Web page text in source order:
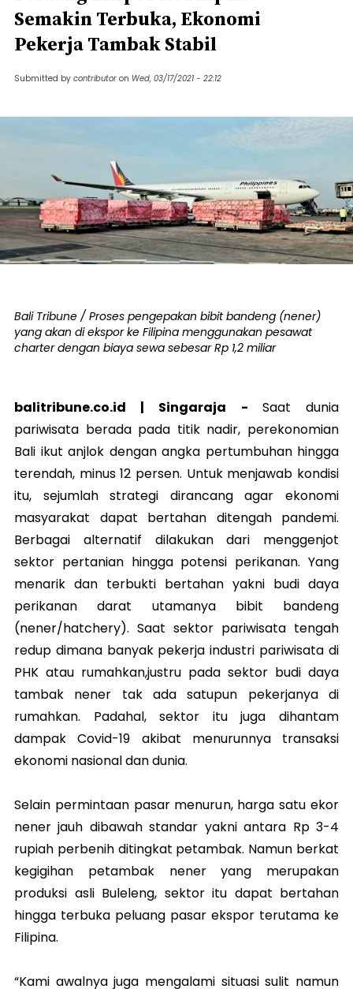
Semakin Terbuka, Ekonomi
Pekerja Tambak Stabil
Submitted by contributor on Wed, 03/17/2021 - 22:12
Bali Tribune / Proses pengepakan bibit bandeng (nener)
yang akan di ekspor ke Filipina menggunakan pesawat
charter dengan biaya sewa sebesar Rp 1,2 miliar
balitribune.co.id | Singaraja - Saat dunia
pariwisata berada pada titik nadir, perekonomian
Bali ikut anjlok dengan angka pertumbuhan hingga
terendah, minus 12 persen. Untuk menjawab kondisi
itu, sejumlah strategi dirancang agar ekonomi
masyarakat dapat bertahan ditengah pandemi.
Berbagai alternatif dilakukan dari menggenjot
sektor pertanian hingga potensi perikanan. Yang
menarik dan terbukti bertahan yakni budi daya
perikanan darat utamanya bibit bandeng
(nener/hatchery). Saat sektor pariwisata tengah
redup dimana banyak pekerja industri pariwisata di
PHK atau rumahkan,justru pada sektor budi daya
tambak nener tak ada satupun pekerjanya di
rumahkan. Padahal, sektor itu juga dihantam
dampak Covid-19 akibat menurunnya transaksi
ekonomi nasional dan dunia.
Selain permintaan pasar menurun, harga satu ekor
nener jauh dibawah standar yakni antara Rp 3-4
rupiah perbenih ditingkat petambak. Namun berkat
kegigihan petambak nener yang merupakan
produksi asli Buleleng, sektor itu dapat bertahan
hingga terbuka peluang pasar ekspor terutama ke
Filipina.
“Kami awalnya juga mengalami situasi sulit namun